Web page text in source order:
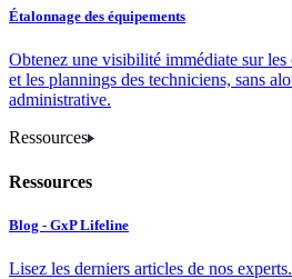
Étalonnage des équipements
Obtenez une visibilité immédiate sur
et les plannings des techniciens, sans
administrative.
Ressources
Ressources
Blog - GxP Lifeline
Lisez les derniers articles de nos experts.